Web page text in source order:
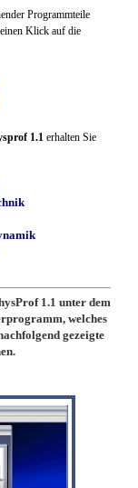
Programmteile
Klick auf die
1.1 erhalten Sie
1.1 unter dem
welches
gezeigte